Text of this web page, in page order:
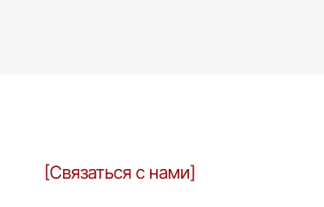
[Связаться с нами]